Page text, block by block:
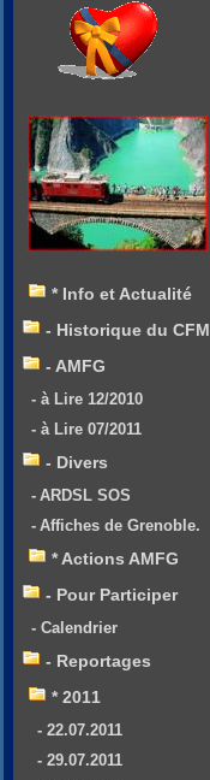
* Info et Actualité
- Historique du CFM
- AMFG
- à Lire 12/2010
- à Lire 07/2011
- Divers
- ARDSL SOS
- Affiches de Grenoble.
* Actions AMFG
- Pour Participer
- Calendrier
- Reportages
* 2011
- 22.07.2011
- 29.07.2011